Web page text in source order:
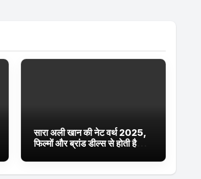
सारा अली खान की नेट वर्थ 2025,
फिल्मों और ब्रांड डील्स से होती है